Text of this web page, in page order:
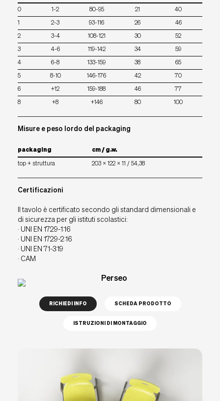
0 1-2 80-95 21 40
2-3 93-116 26 46
2 3-4 108-121 30 52
3 4-6 119-142 34 59
4 6-8 133-159 38 65
5 8-10 146-176 42 70
6 +12 159-188 46 77
8 +8 +146 80 100
Misure e peso lordo del packaging
packaging cm / g.w.
top + struttura 203 x 122 x 11 / 54,38
Certificazioni
Il tavolo è certificato secondo gli standard dimensionali e
di sicurezza per gli istituti scolastici:
· UNI EN 1729-1:16
· UNI EN 1729-2:16
· UNI EN 71-3:19
· CAM
RICHIEDI INFO SCHEDA PRODOTTO
ISTRUZIONI DI MONTAGGIO